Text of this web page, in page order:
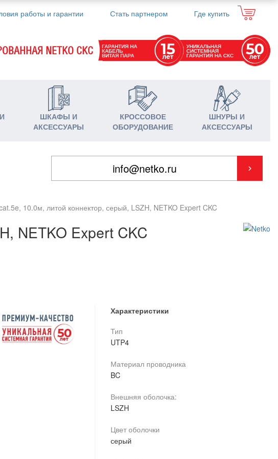
работы и гарантии Стать партнером Где купить
NETKO СКС ГАРАНТИЯ НА
КАБЕЛЬ
ВИТАЯ ПАРА
УНИКАЛЬНАЯ
СИСТЕМНАЯ
ГАРАНТИЯ НА СКС
ШКАФЫ И
АКСЕССУАРЫ
КРОССОВОЕ
ОБОРУДОВАНИЕ
ШНУРЫ И
АКСЕССУАРЫ
10.0м, литой коннектор, серый, LSZH, NETKO Expert CKC
NETKO Expert CKC
Характеристики
Тип
UTP4
Материал проводника
BC
Внешняя оболочка:
LSZH
Цвет оболочки
серый